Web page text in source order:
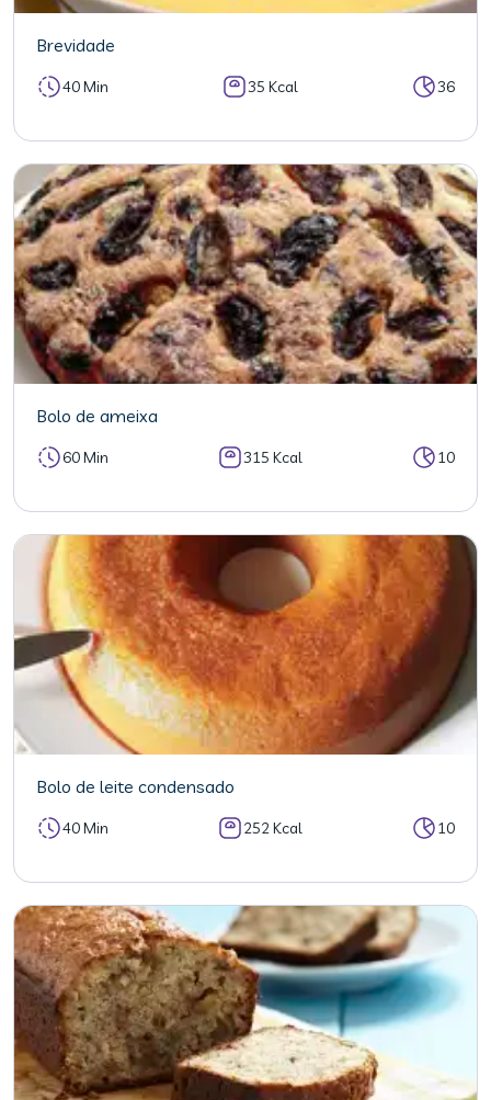
Brevidade
40 Min 35 Kcal 36
Bolo de ameixa
60 Min 315 Kcal 10
Bolo de leite condensado
40 Min 252 Kcal 10